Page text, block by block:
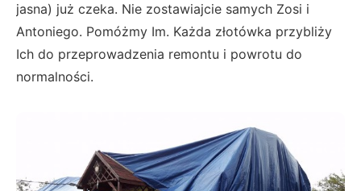
jasna) już czeka. Nie zostawiajcie samych Zosi i
Antoniego. Pomóżmy Im. Każda złotówka przybliży
Ich do przeprowadzenia remontu i powrotu do
normalności.